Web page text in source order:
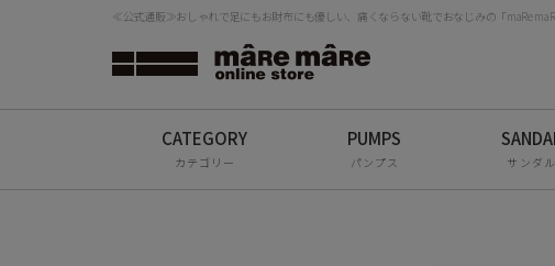
≪公式通販≫おしゃれで足にもお財布にも優しい、痛くならない靴でおなじみの「maRe
カテゴリー パンプス サンダル
※生産時期に
お選びいただ
願いします。
甲皮：PU (合成
底材：TPR+ソ
タイプから探す
Women
All
コ
パ
ス